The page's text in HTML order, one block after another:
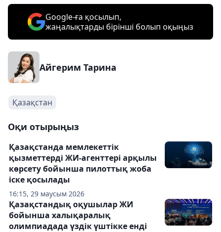
Google-ға қосылып,
жаңалықтарды бірінші болып оқыңыз
Айгерим Тарина
Қазақстан
Оқи отырыңыз
16:15, 29 маусым 2026
Қазақстанда мемлекеттік
қызметтерді ЖИ-агенттері арқылы
көрсету бойынша пилоттық жоба
іске қосылады
Қазақстандық оқушылар ЖИ
бойынша халықаралық
олимпиадада үздік үштікке енді